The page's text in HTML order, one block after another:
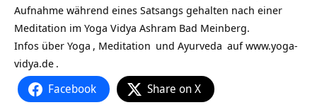
Aufnahme während eines Satsangs gehalten nach einer
Meditation im Yoga Vidya Ashram Bad Meinberg.
Infos über Yoga , Meditation und Ayurveda aufwww.yoga-
vidya.de .
Facebook Share on X